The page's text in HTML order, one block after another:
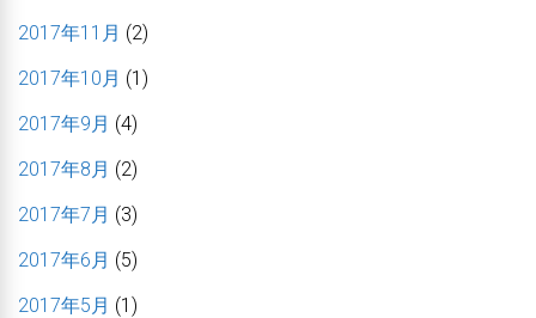
2017年11月 (2)
2017年10月 (1)
2017年9月 (4)
2017年8月 (2)
2017年7月 (3)
2017年6月 (5)
2017年5月 (1)